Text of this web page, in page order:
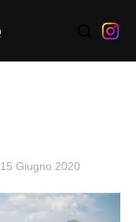
15 Giugno 2020